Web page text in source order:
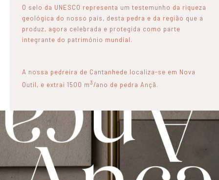
O selo da UNESCO representa um testemunho da riqueza
geológica do nosso país, desta pedra e da região que a
produz, agora celebrada e protegida como parte
integrante do património mundial.
A nossa pedreira de Cantanhede localiza-se em Nova
Outil, e extrai 1500 m3/ano de pedra Ançã.